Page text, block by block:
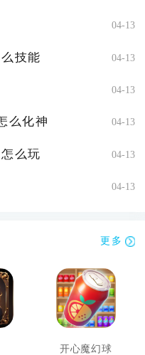
04-13
技能 04-13
04-13
么化神 04-13
么玩 04-13
04-13
更多
开心魔幻球